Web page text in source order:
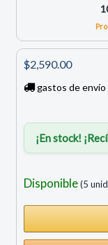
$2,590.00
gastos de envío
¡En stock!
Disponible(5